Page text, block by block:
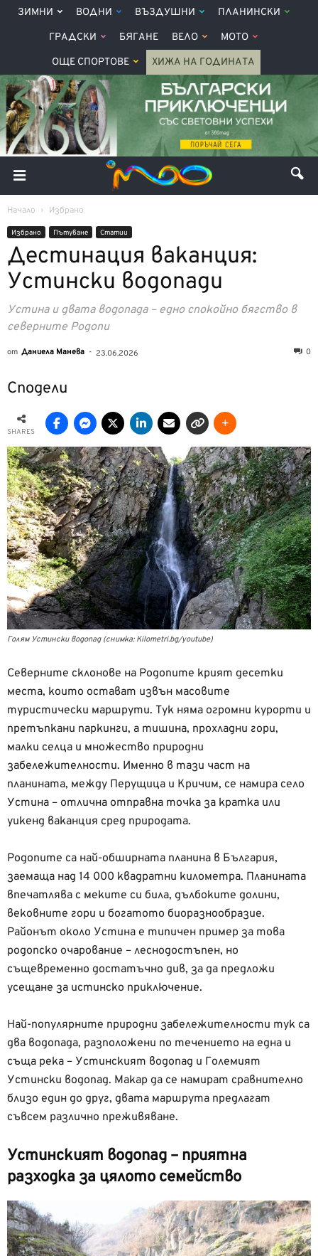
ЗИМНИ ВОДНИ ВЪЗДУШНИ ПЛАНИНСКИ
ГРАДСКИ БЯГАНЕ ВЕЛО МОТО
ОЩЕ СПОРТОВЕ ХИЖА НА ГОДИНАТА
Начало Избрано
Избрано Пътуване Статии
Дестинация ваканция:
Устински водопади
Устина и двата водопада – едно спокойно бягство в
северните Родопи
от Даниела Манева - 23.06.2026 0
Сподели
SHARES
Голям Устински водопад (снимка: Kilometri.bg/youtube)
Северните склонове на Родопите крият десетки
места, които остават извън масовите
туристически маршрути. Тук няма огромни курорти и
претъпкани паркинги, а тишина, прохладни гори,
малки селца и множество природни
забележителности. Именно в тази част на
планината, между Перущица и Кричим, се намира село
Устина – отлична отправна точка за кратка или
уикенд ваканция сред природата.
Родопите са най-обширната планина в България,
заемаща над 14 000 квадратни километра. Планината
впечатлява с меките си била, дълбоките долини,
вековните гори и богатото биоразнообразие.
Районът около Устина е типичен пример за това
родопско очарование – леснодостъпен, но
същевременно достатъчно див, за да предложи
усещане за истинско приключение.
Най-популярните природни забележителности тук са
два водопада, разположени по течението на една и
съща река – Устинският водопад и Големият
Устински водопад. Макар да се намират сравнително
близо един до друг, двата маршрута предлагат
съвсем различно преживяване.
Устинският водопад – приятна
разходка за цялото семейство